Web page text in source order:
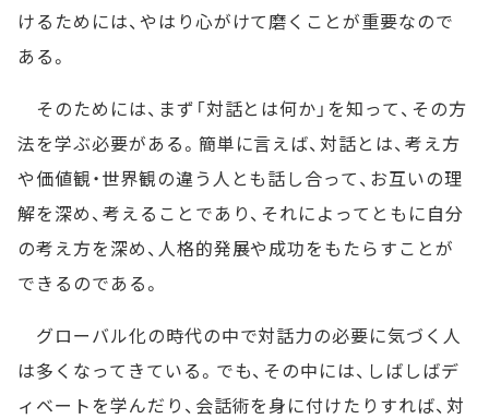
けるためには、やはり心がけて磨くことが重要なので
ある。
そのためには、まず「対話とは何か」を知って、その方
法を学ぶ必要がある。簡単に言えば、対話とは、考え方
や価値観・世界観の違う人とも話し合って、お互いの理
解を深め、考えることであり、それによってともに自分
の考え方を深め、人格的発展や成功をもたらすことが
できるのである。
グローバル化の時代の中で対話力の必要に気づく人
は多くなってきている。でも、その中には、しばしばデ
ィベートを学んだり、会話術を身に付けたりすれば、対